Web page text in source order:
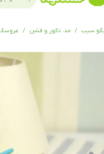
سیب مد، دکور و فشن